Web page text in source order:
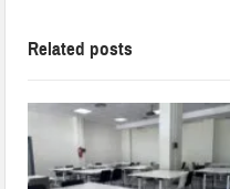
Related posts